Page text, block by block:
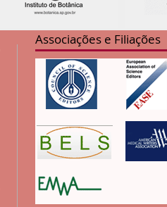
Associações e Filiações